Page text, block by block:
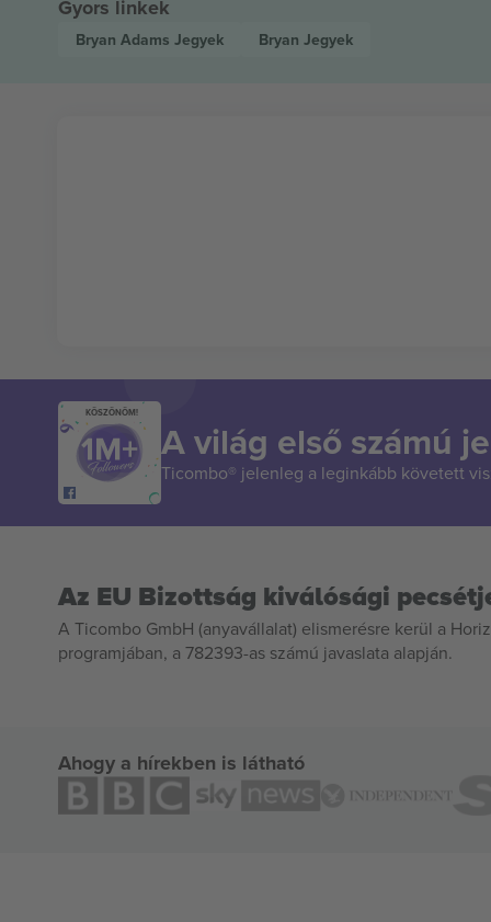
Gyors linkek
Bryan Adams Jegyek Bryan Jegyek
KÖSZÖNÖM!
A világ első számú
Ticombo® jelenleg a leginkább követett
Az EU Bizottság kiválósági
A Ticombo GmbH (anyavállalat) elismerésre kerül a
programjában, a 782393-as számú javaslata alapján.
Ahogy a hírekben is látható